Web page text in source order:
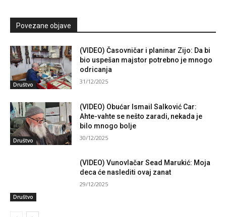
Povezane objave
Društvo
(VIDEO) Časovničar i planinar Zijo: Da bi
bio uspešan majstor potrebno je mnogo
odricanja
31/12/2025
Društvo
(VIDEO) Obućar Ismail Salković Car:
Ahte-vahte se nešto zaradi, nekada je
bilo mnogo bolje
30/12/2025
Društvo
(VIDEO) Vunovlačar Sead Marukić: Moja
deca će naslediti ovaj zanat
29/12/2025